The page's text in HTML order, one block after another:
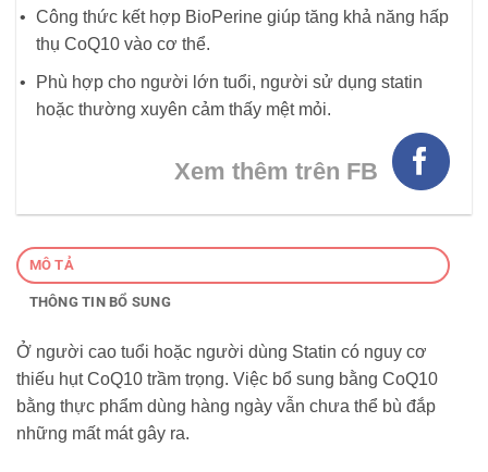
Công thức kết hợp BioPerine giúp tăng khả năng hấp
thụ CoQ10 vào cơ thể.
Phù hợp cho người lớn tuổi, người sử dụng statin
hoặc thường xuyên cảm thấy mệt mỏi.
Xem thêm trên FB
MÔ TẢ
THÔNG TIN BỔ SUNG
Ở người cao tuổi hoặc người dùng Statin có nguy cơ
thiếu hụt CoQ10 trầm trọng. Việc bổ sung bằng CoQ10
bằng thực phẩm dùng hàng ngày vẫn chưa thể bù đắp
những mất mát gây ra.